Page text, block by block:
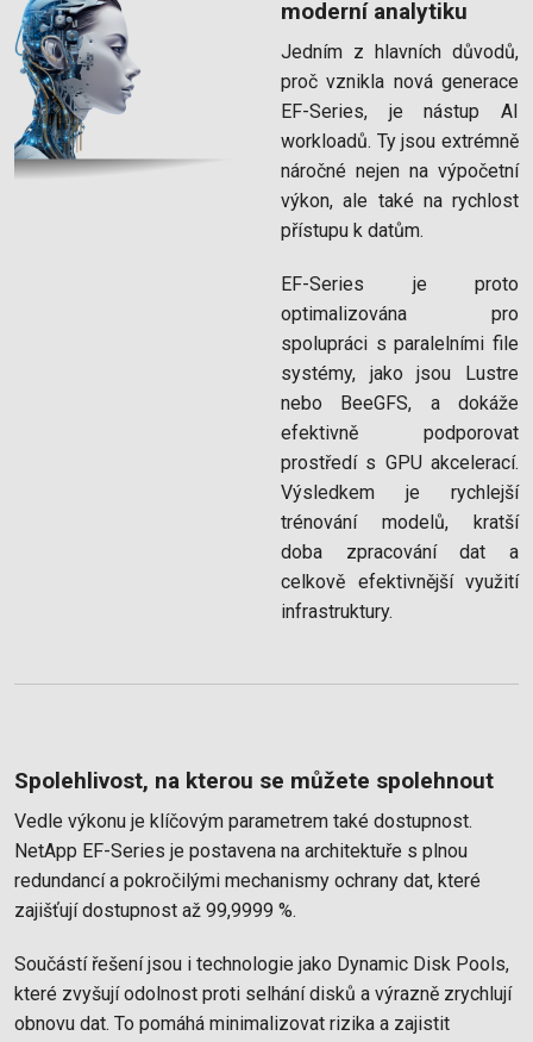
moderní analytiku
Jedním z hlavních důvodů,
proč vznikla nová generace
EF-Series, je nástup AI
workloadů. Ty jsou extrémně
náročné nejen na výpočetní
výkon, ale také na rychlost
přístupu k datům.
EF-Series je proto
optimalizována pro
spolupráci s paralelními file
systémy, jako jsou Lustre
nebo BeeGFS, a dokáže
efektivně podporovat
prostředí s GPU akcelerací.
Výsledkem je rychlejší
trénování modelů, kratší
doba zpracování dat a
celkově efektivnější využití
infrastruktury.
Spolehlivost, na kterou se můžete spolehnout
Vedle výkonu je klíčovým parametrem také dostupnost.
NetApp EF-Series je postavena na architektuře s plnou
redundancí a pokročilými mechanismy ochrany dat, které
zajišťují dostupnost až 99,9999 %.
Součástí řešení jsou i technologie jako Dynamic Disk Pools,
které zvyšují odolnost proti selhání disků a výrazně zrychlují
obnovu dat. To pomáhá minimalizovat rizika a zajistit